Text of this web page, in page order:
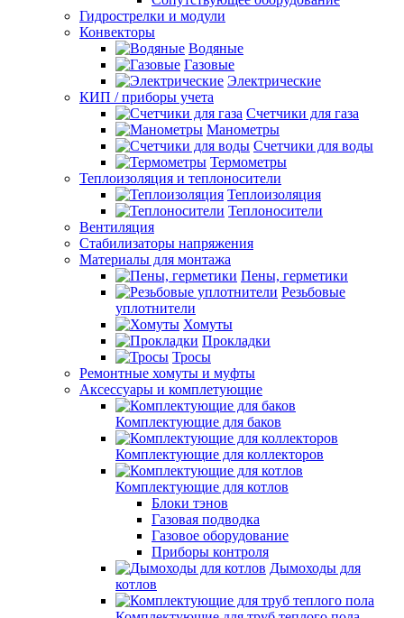
Гидрострелки и модули
Конвекторы
Водяные
Газовые
Электрические
КИП / приборы учета
Счетчики для газа
Манометры
Счетчики для воды
Термометры
Теплоизоляция и теплоносители
Теплоизоляция
Теплоносители
Вентиляция
Стабилизаторы напряжения
Материалы для монтажа
Пены, герметики
Резьбовые
уплотнители
Хомуты
Прокладки
Тросы
Ремонтные хомуты и муфты
Аксессуары и комплетующие
Комплектующие для баков
Комплектующие для коллекторов
Комплектующие для котлов
Блоки тэнов
Газовая подводка
Газовое оборудование
Приборы контроля
Дымоходы для
котлов